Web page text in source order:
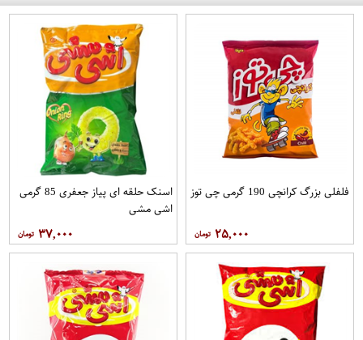
فلفلی بزرگ کرانچی 190 گرمی چی توز
۲۵,۰۰۰
اسنک حلقه ای پیاز جعفری 85 گرمی
اشی مشی
۳۷,۰۰۰